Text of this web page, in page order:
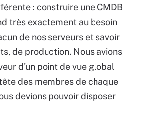
: construire une CMDB
très exactement au besoin
de nos serveurs et savoir
de production. Nous avions
d'un point de vue global
des membres de chaque
devions pouvoir disposer